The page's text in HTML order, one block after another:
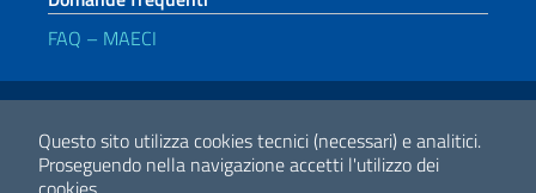
Questo sito utilizza cookies tecnici (necessari) e analitici.
Proseguendo nella navigazione accetti l'utilizzo dei
FAQ – MAECI
Link Utili